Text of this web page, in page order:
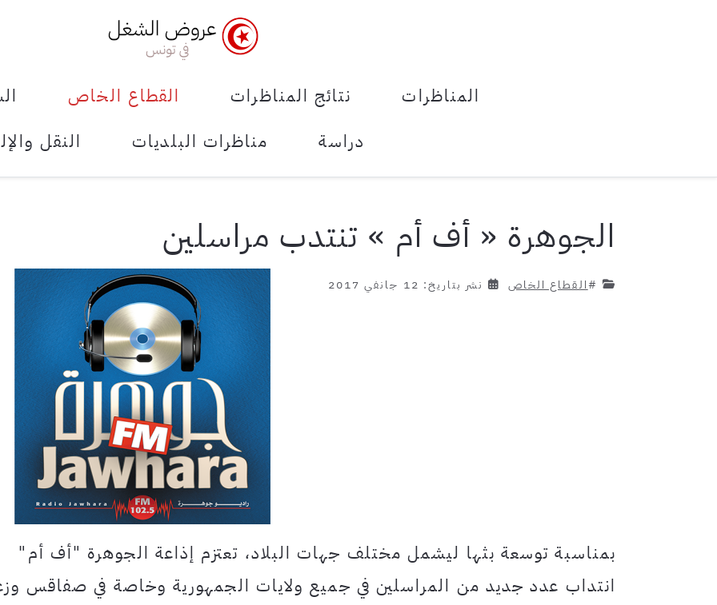
المناظرات نتائج المناظرات القطاع الخاص
دراسة
مناظرات البلديات النقل
الجوهرة « أف أم » تنتدب مراسلين
#القطاع الخاص نشر بتاريخ: 12 جانفي 2017
بمناسبة توسعة بثها ليشمل مختلف جهات البلاد، تعتزم إذاعة الجوهرة "أف أم"
انتداب عدد جديد من المراسلين في جميع ولايات الجمهورية وخاصة في صفاقس